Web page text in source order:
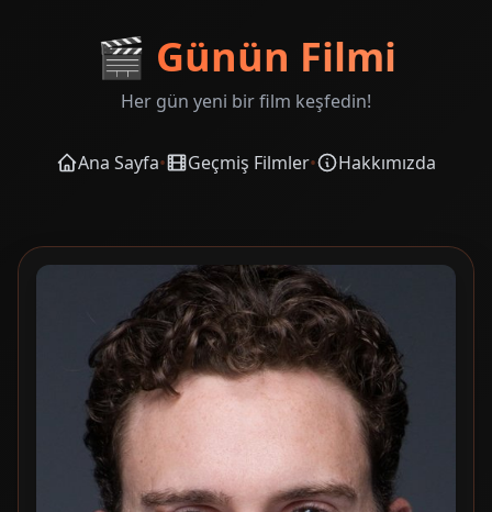
🎬 Günün Filmi
Her gün yeni bir film keşfedin!
Ana Sayfa• Geçmiş Filmler• Hakkımızda